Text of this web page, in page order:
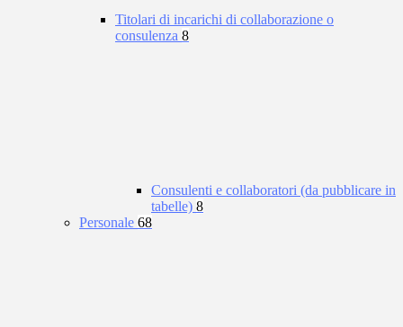
Titolari di incarichi di collaborazione o
consulenza 8
Consulenti e collaboratori (da pubblicare in
tabelle) 8
Personale 68